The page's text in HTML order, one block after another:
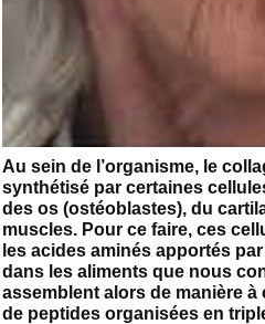
Au sein de l’organisme, le
synthétisé par certaines
des os (ostéoblastes), du
muscles. Pour ce faire, ces
les acides aminés apportés
dans les aliments que nous
assemblent alors de manière
de peptides organisées en